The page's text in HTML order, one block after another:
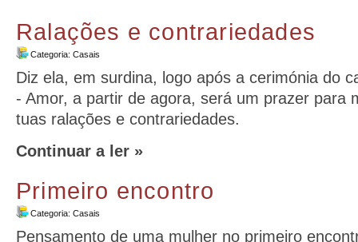
Ralações e contrariedades
Categoria: Casais
Diz ela, em surdina, logo após a cerimónia do
- Amor, a partir de agora, será um prazer para
tuas ralações e contrariedades.
Continuar a ler »
Primeiro encontro
Categoria: Casais
Pensamento de uma mulher no primeiro